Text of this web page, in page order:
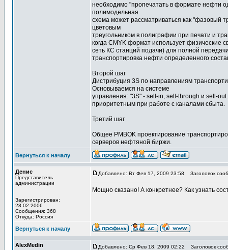
необходимо "пропечатать в формате нефти
полимодельная
схема может рассматриваться как "фазовый
цветовым
треугольником в полиграфии при печати и
когда CMYK формат использует физические
сеть КС станций подачи) для полной
транспортировка нефти определенного
Второй шаг
Дистрибуция 3S по направлениям
Основываемся на системе
управления: "3S" - sell-in, sell-through и sell-
приоритетным при работе с каналами сбыта.
Третий шаг
Общее PMBOK проектирование
серверов нефтяной биржи.
Вернуться к началу
Денис
Представитель
администрации
Зарегистрирован:
28.02.2006
Сообщения: 368
Откуда: Россия
Добавлено: Вт Фев 17, 2009 23:58 Заголовок
Мощно сказано! А конкретнее? Как узнать
Вернуться к началу
AlexMedin Добавлено: Ср Фев 18, 2009 02:22 Заголовок